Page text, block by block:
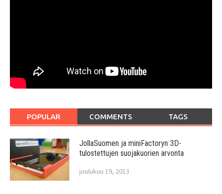
POPULAR COMMENTS TAGS
JollaSuomen ja miniFactoryn 3D-
tulostettujen suojakuorien arvonta
joulukuu 19, 2013